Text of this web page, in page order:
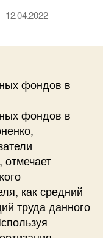
12.04.2022
фондов в
фондов в
как средний
труда данного